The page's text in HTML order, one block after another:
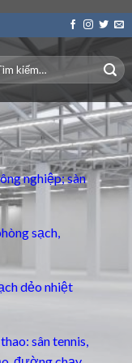
nghiệp; sàn
sạch,
dẻo nhiệt
sân tennis,